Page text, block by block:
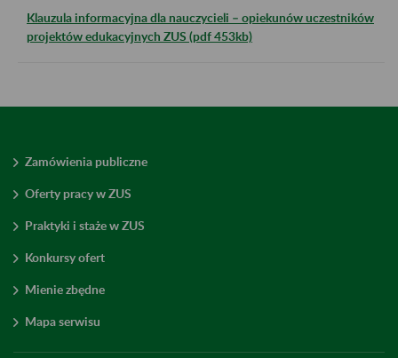
Klauzula informacyjna dla nauczycieli – opiekunów uczestników
projektów edukacyjnych ZUS (pdf 453kb)
Zamówienia publiczne
Oferty pracy w ZUS
Praktyki i staże w ZUS
Konkursy ofert
Mienie zbędne
Mapa serwisu